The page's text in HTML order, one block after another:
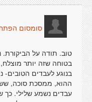
סומסום
טוב. תודה על
בטוחה שזה יותר
בנוגע לעבדים הטובים-
ההוא, ממסכת סוכה,
עבדים נשמע שלילי.